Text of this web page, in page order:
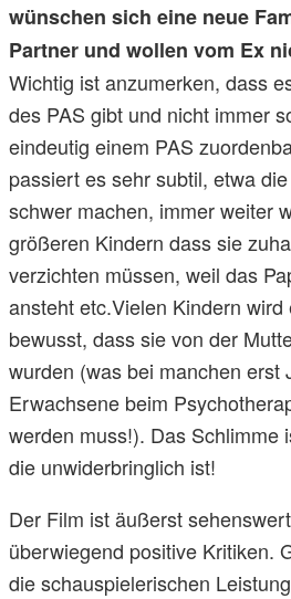
wünschen sich eine neue
Partner und wollen vom Ex
Wichtig ist anzumerken, dass
des PAS gibt und nicht immer
eindeutig einem PAS
passiert es sehr subtil, etwa
schwer machen, immer weiter
größeren Kindern dass sie
verzichten müssen, weil das
ansteht etc.Vielen Kindern
bewusst, dass sie von der
wurden (was bei manchen erst
Erwachsene beim
werden muss!). Das Schlimme
die unwiderbringlich ist!
Der Film ist äußerst
überwiegend positive Kritiken.
die schauspielerischen